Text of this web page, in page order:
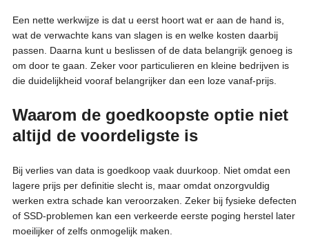
Een nette werkwijze is dat u eerst hoort wat er aan de hand is,
wat de verwachte kans van slagen is en welke kosten daarbij
passen. Daarna kunt u beslissen of de data belangrijk genoeg is
om door te gaan. Zeker voor particulieren en kleine bedrijven is
die duidelijkheid vooraf belangrijker dan een loze vanaf-prijs.
Waarom de goedkoopste optie niet
altijd de voordeligste is
Bij verlies van data is goedkoop vaak duurkoop. Niet omdat een
lagere prijs per definitie slecht is, maar omdat onzorgvuldig
werken extra schade kan veroorzaken. Zeker bij fysieke defecten
of SSD-problemen kan een verkeerde eerste poging herstel later
moeilijker of zelfs onmogelijk maken.